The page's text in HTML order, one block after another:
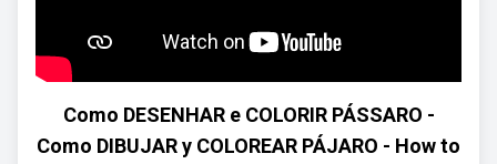
Como DESENHAR e COLORIR PÁSSARO -
Como DIBUJAR y COLOREAR PÁJARO - How to